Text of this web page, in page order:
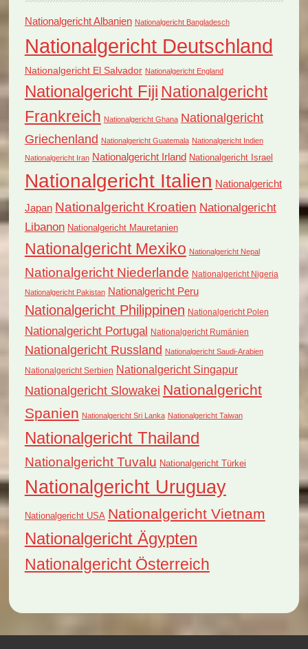
Nationalgericht Albanien Nationalgericht Bangladesch
Nationalgericht Deutschland
Nationalgericht El Salvador Nationalgericht England
Nationalgericht Fiji Nationalgericht
Frankreich Nationalgericht Ghana Nationalgericht
Griechenland Nationalgericht Guatemala Nationalgericht Indien
Nationalgericht Iran Nationalgericht Irland Nationalgericht Israel
Nationalgericht Italien Nationalgericht
Japan Nationalgericht Kroatien Nationalgericht
Libanon Nationalgericht Mauretanien
Nationalgericht Mexiko Nationalgericht Nepal
Nationalgericht Niederlande Nationalgericht Nigeria
Nationalgericht Pakistan Nationalgericht Peru
Nationalgericht Philippinen Nationalgericht Polen
Nationalgericht Portugal Nationalgericht Rumänien
Nationalgericht Russland Nationalgericht Saudi-Arabien
Nationalgericht Serbien Nationalgericht Singapur
Nationalgericht Slowakei Nationalgericht
Spanien Nationalgericht Sri Lanka Nationalgericht Taiwan
Nationalgericht Thailand
Nationalgericht Tuvalu Nationalgericht Türkei
Nationalgericht Uruguay
Nationalgericht USA Nationalgericht Vietnam
Nationalgericht Ägypten
Nationalgericht Österreich